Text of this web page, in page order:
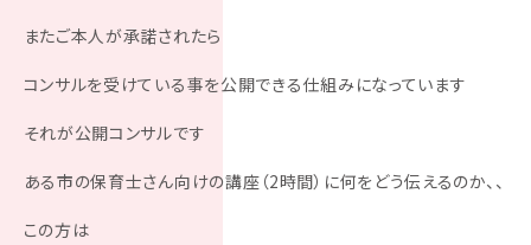
またご本人が承諾されたら
コンサルを受けている事を公開できる仕組みになっています
それが公開コンサルです
ある市の保育士さん向けの講座（2時間）に何をどう伝えるのか、、
この方は